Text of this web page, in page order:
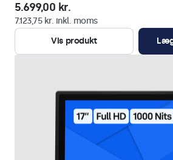
5.699,00 kr.
7.123,75 kr. inkl. moms
Vis produkt